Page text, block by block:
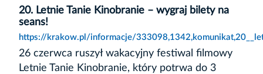
20. Letnie Tanie Kinobranie – wygraj bilety na
seans!
https://krakow.pl/informacje/
26 czerwca ruszył wakacyjny festiwal filmowy
Letnie Tanie Kinobranie, który potrwa do 3